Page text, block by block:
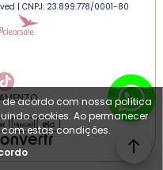
| CNPJ: 23.899.778/0001-80
de acordo com nossa política
cookies. Ao permanecer
estas condições.